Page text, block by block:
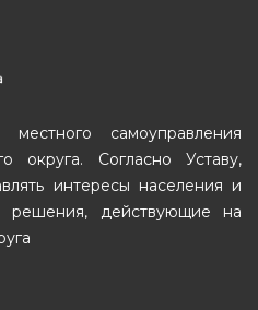
местного самоуправления
округа. Согласно Уставу,
интересы населения и
решения, действующие на